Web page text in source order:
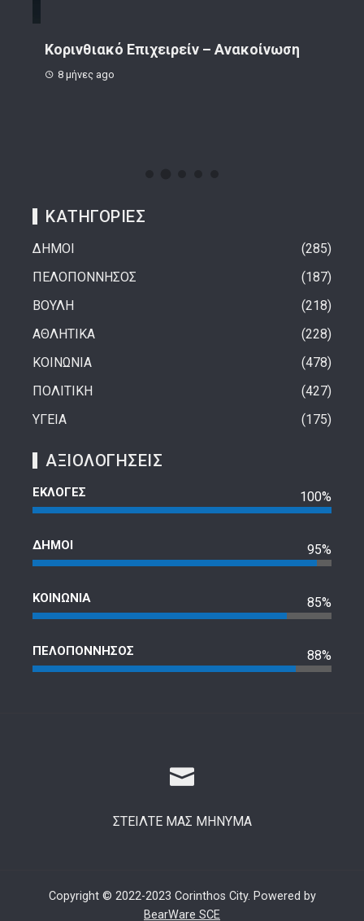
Κορινθιακό Επιχειρείν – Ανακοίνωση
8 μήνες ago
ΚΑΤΗΓΟΡΙΕΣ
ΔΗΜΟΙ
285
ΠΕΛΟΠΟΝΝΗΣΟΣ
187
ΒΟΥΛΗ
218
ΑΘΛΗΤΙΚΑ
228
ΚΟΙΝΩΝΙΑ
478
ΠΟΛΙΤΙΚΗ
427
ΥΓΕΙΑ
175
ΑΞΙΟΛΟΓΗΣΕΙΣ
ΕΚΛΟΓΕΣ 100%
ΔΗΜΟΙ 95%
ΚΟΙΝΩΝΙΑ 85%
ΠΕΛΟΠΟΝΝΗΣΟΣ 88%
ΣΤΕΙΛΤΕ ΜΑΣ ΜΗΝΥΜΑ
Copyright © 2022-2023 Corinthos City. Powered by
BearWare SCE